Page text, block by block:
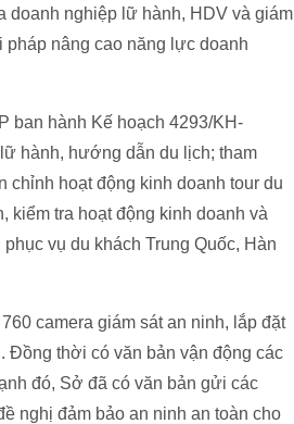
doanh nghiệp lữ hành, HDV và giám
nâng cao năng lực doanh
ban hành Kế hoạch 4293/KH-
hành, hướng dẫn du lịch; tham
chỉnh hoạt động kinh doanh tour du
kiểm tra hoạt động kinh doanh và
vụ du khách Trung Quốc, Hàn
camera giám sát an ninh, lắp đặt
Đồng thời có văn bản vận động các
đó, Sở đã có văn bản gửi các
nghị đảm bảo an ninh an toàn cho